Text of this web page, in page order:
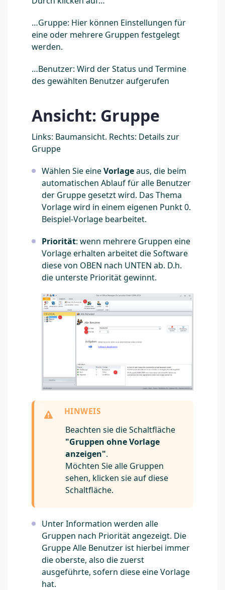
…Gruppe: Hier können Einstellungen für
eine oder mehrere Gruppen festgelegt
werden.
…Benutzer: Wird der Status und Termine
des gewählten Benutzer aufgerufen
Ansicht: Gruppe
Links: Baumansicht. Rechts: Details zur
Gruppe
Wählen Sie eineVorlageaus, die beim
automatischen Ablauf für alle Benutzer
der Gruppe gesetzt wird. Das Thema
Vorlage wird in einem eigenen Punkt 0.
Beispiel-Vorlage bearbeitet.
Priorität: wenn mehrere Gruppen eine
Vorlage erhalten arbeitet die Software
diese von OBEN nach UNTEN ab. D.h.
die unterste Priorität gewinnt.
Beachten sie die Schaltfläche
"Gruppen ohne Vorlage
anzeigen".
Möchten Sie alle Gruppen
sehen, klicken sie auf diese
Schaltfläche.
Unter Information werden alle
Gruppen nach Priorität angezeigt. Die
Gruppe Alle Benutzer ist hierbei immer
die oberste, also die zuerst
ausgeführte, sofern diese eine Vorlage
hat.